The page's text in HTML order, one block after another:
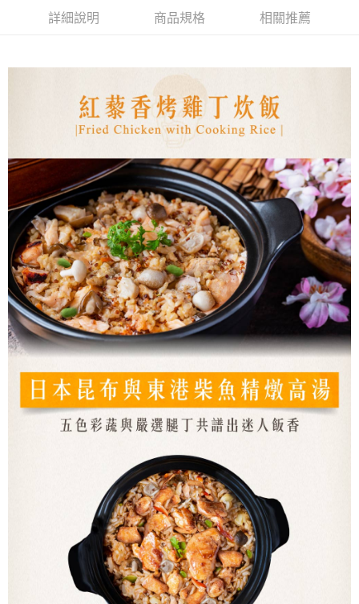
帳／街口支付／iPASS MONEY」等通路繳費。
用戶於交易時，得透過本服務購買商品或服務，並由商店將買賣／分期付款
買賣價金債權讓與本公司後，依約使用本公司帳單繳交帳款。
2.基於同意付款使用「大哥付你分期」之契約關係目的，商店將以您的個人
資料（包含姓名、電話或地址）提供予台灣大哥大進項蒐集、處理及利用，
由本公司與您本人進行分期帳單所需資料之確認、核對及更正。
結帳頁面，進行簡訊認證並確認金額後，即可完成結帳。
２．訂單成立數日內，您將收到繳費通知簡訊。
※ 請注意：結帳手續完成當下不需立刻繳費，但若您需要取消訂單，請聯絡
購買商品的店家。未經商家同意取消之訂單仍視為有效，需透過AFTEE先享
後付繳納相關費用。
※ 交易是否成功請以「AFTEE先享後付 」之結帳頁面顯示為準，若有關於
是否繳費成功／繳費後需取消欲退款等相關疑問，請聯繫「AFTEE先享後付
https://netprotections.freshdesk.com/support/home
【注意事項】
１．透過由恩沛科技股份有限公司提供之「AFTEE先享後付」服務完成之交
易，需依本服務之必要範圍內提供個人資料，並將交易相關給付款項請求債
權轉讓予恩沛科技股份有限公司。
２．關於個人資料處理事宜，請瀏覽以下網址：
https://aftee.tw/terms/#terms3
３．未成年的使用者請事先徵得法定代理人或監護人之同意方可使用
「AFTEE先享後付」，若未經同意申辦者引起之損失，本公司不負相關責
任。
４．使用「AFTEE先享後付」時，將依據個別帳號之用戶狀況，依本公司即
時審查核予不同之上限額度；若仍有額度不足之情形，本公司將視審查結果
請求用戶進行身份認證。
５．嚴禁一人註冊多個帳號或使用他人資訊註冊。若發現惡意使用之情形，
恩沛科技股份有限公司將有權停止該用戶之使用額度並採取法律行動。
每筆NT$170，滿NT$1,299(含以上)免運費
【離島地區冷凍宅配 (澎湖、金門、馬祖、小琉球、綠島)】
每筆NT$250，滿NT$2,000(含以上)免運費
冷凍宅配(貨到付款，僅限本島地區)
每筆NT$150，滿NT$2,000(含以上)免運費
詳細說明 商品規格 相關推薦